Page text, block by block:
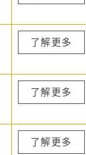
了解更多
了解更多
了解更多